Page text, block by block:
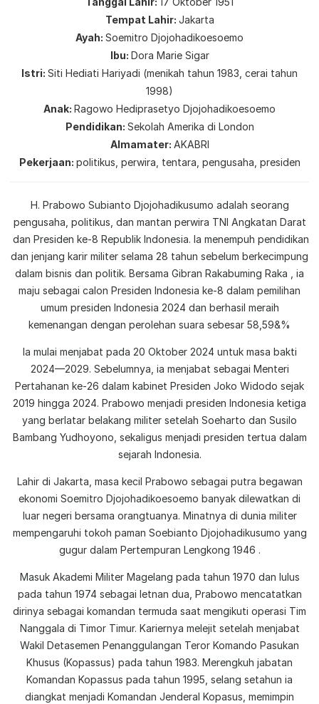
Tempat Lahir Jakarta
Ayah Soemitro Djojohadikoesoemo
Ibu Dora Marie Sigar
Istri Siti Hediati Hariyadi (menikah tahun 1983, cerai tahun
1998)
Anak Ragowo Hediprasetyo Djojohadikoesoemo
Pendidikan Sekolah Amerika di London
Almamater AKABRI
Pekerjaan politikus, perwira, tentara, pengusaha, presiden
H. Prabowo Subianto Djojohadikusumo adalah seorang
pengusaha, politikus, dan mantan perwira TNI Angkatan Darat
dan Presiden ke-8 Republik Indonesia. Ia menempuh pendidikan
dan jenjang karir militer selama 28 tahun sebelum berkecimpung
dalam bisnis dan politik. Bersama Gibran Rakabuming Raka , ia
maju sebagai calon Presiden Indonesia ke-8 dalam pemilihan
umum presiden Indonesia 2024 dan berhasil meraih
kemenangan dengan perolehan suara sebesar 58,59&%
Ia mulai menjabat pada 20 Oktober 2024 untuk masa bakti
2024—2029. Sebelumnya, ia menjabat sebagai Menteri
Pertahanan ke-26 dalam kabinet Presiden Joko Widodo sejak
2019 hingga 2024. Prabowo menjadi presiden Indonesia ketiga
yang berlatar belakang militer setelah Soeharto dan Susilo
Bambang Yudhoyono, sekaligus menjadi presiden tertua dalam
sejarah Indonesia.
Lahir di Jakarta, masa kecil Prabowo sebagai putra begawan
ekonomi Soemitro Djojohadikoesoemo banyak dilewatkan di
luar negeri bersama orangtuanya. Minatnya di dunia militer
mempengaruhi tokoh paman Soebianto Djojohadikusumo yang
gugur dalam Pertempuran Lengkong 1946 .
Masuk Akademi Militer Magelang pada tahun 1970 dan lulus
pada tahun 1974 sebagai letnan dua, Prabowo mencatatkan
dirinya sebagai komandan termuda saat mengikuti operasi Tim
Nanggala di Timor Timur. Kariernya melejit setelah menjabat
Wakil Detasemen Penanggulangan Teror Komando Pasukan
Khusus (Kopassus) pada tahun 1983. Merengkuh jabatan
Komandan Kopassus pada tahun 1995, selang setahun ia
diangkat menjadi Komandan Jenderal Kopasus, memimpin